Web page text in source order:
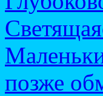
позже